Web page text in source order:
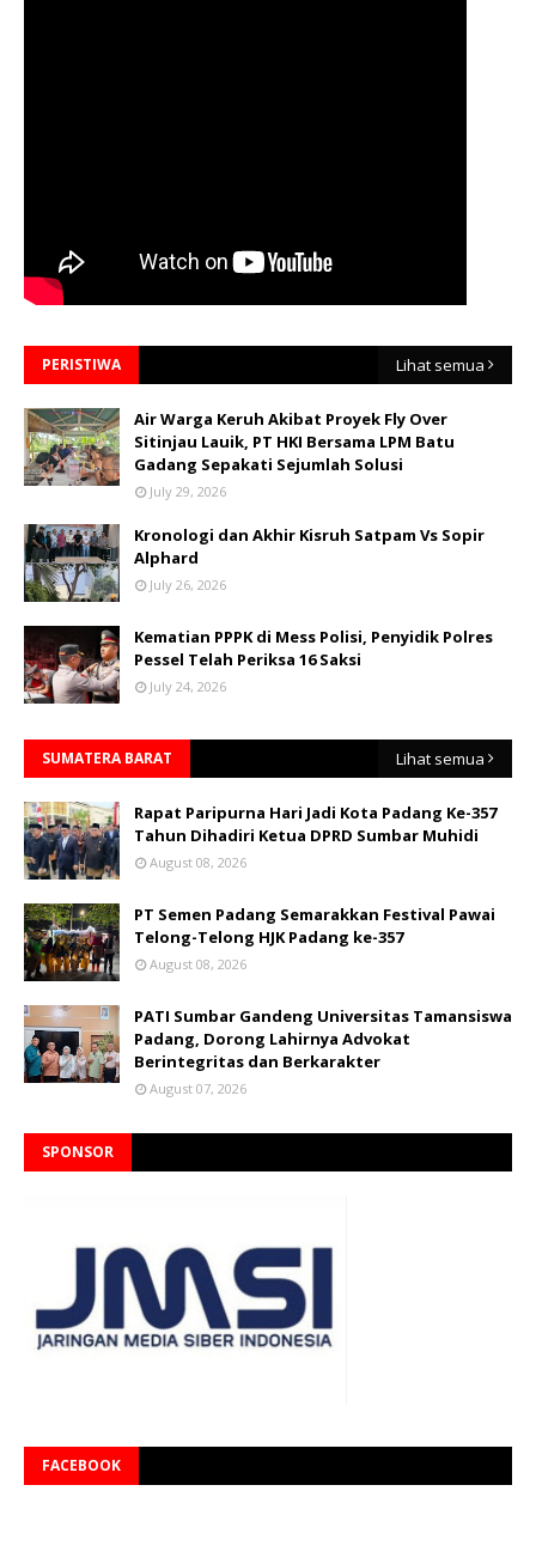
PERISTIWA Lihat semua
Air Warga Keruh Akibat Proyek Fly Over
Sitinjau Lauik, PT HKI Bersama LPM Batu
Gadang Sepakati Sejumlah Solusi
July 29, 2026
Kronologi dan Akhir Kisruh Satpam Vs Sopir
Alphard
July 26, 2026
Kematian PPPK di Mess Polisi, Penyidik Polres
Pessel Telah Periksa 16 Saksi
July 24, 2026
SUMATERA BARAT Lihat semua
Rapat Paripurna Hari Jadi Kota Padang Ke-357
Tahun Dihadiri Ketua DPRD Sumbar Muhidi
August 08, 2026
PT Semen Padang Semarakkan Festival Pawai
Telong-Telong HJK Padang ke-357
August 08, 2026
PATI Sumbar Gandeng Universitas Tamansiswa
Padang, Dorong Lahirnya Advokat
Berintegritas dan Berkarakter
August 07, 2026
SPONSOR
FACEBOOK